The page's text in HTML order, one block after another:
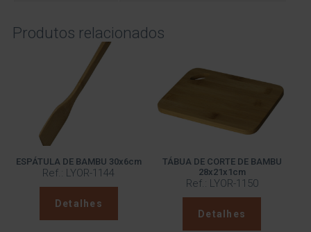
Produtos relacionados
ESPÁTULA DE BAMBU 30x6cm
Ref.: LYOR-1144
Detalhes
TÁBUA DE CORTE DE BAMBU
28x21x1cm
Ref.: LYOR-1150
Detalhes